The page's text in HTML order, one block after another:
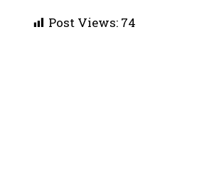
Post Views: 74